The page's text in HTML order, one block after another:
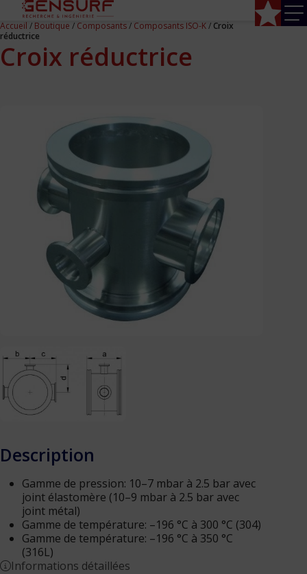
Accueil
Composants
Composants CF
Composants ISO-K
Composants KF
Enceintes
Hublots
Jauge
Pompe à sublimation Ti
Vannes
Dispositifs de rotation
Dispositifs de transfert et de déplacement
Sources d’évaporation
Notes d’ingénierie
Contact
Accueil / Boutique / Composants/ Composants ISO-K/ Croix
réductrice
Croix réductrice
Description
Gamme de pression: 10–7 mbar à 2.5 bar avec
joint élastomère (10–9 mbar à 2.5 bar avec
joint métal)
Gamme de température: –196 °C à 300 °C (304)
Gamme de température: –196 °C à 350 °C
(316L)
Informations détaillées